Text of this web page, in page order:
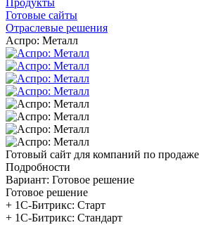
Готовые сайты
Отраслевые решения
Аспро: Металл
Готовый сайт для компаний по
Подробности
Вариант: Готовое решение
Готовое решение
+ 1С-Битрикс: Старт
+ 1С-Битрикс: Стандарт